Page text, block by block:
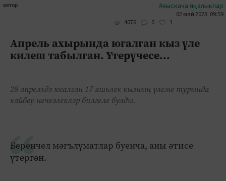
автор #кыскача яңалыклар
02 май 2023, 09:59
4076
0 1
Апрель ахырында югалган кыз үле
килеш табылган. Үтерүчесе...
28 апрельдә югалган 17 яшьлек кызның үлеме турында
кайбер нечкәлекләр билгеле булды.
Беренчел мәгълүматлар буенча, аны әтисе
үтергән.